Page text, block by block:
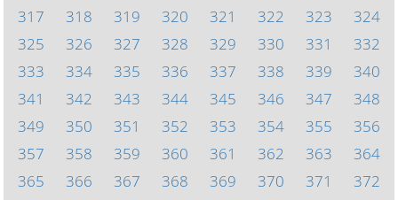
317
318 319 320 321 322 323
324
325
326 327 328 329 330 331
332
333
334 335 336 337 338 339
340
341
342 343 344 345 346 347
348
349
350 351 352 353 354 355
356
357
358 359 360 361 362 363
364
365
366 367 368 369 370 371
372